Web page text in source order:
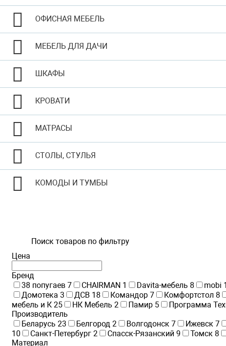
ОФИСНАЯ МЕБЕЛЬ
МЕБЕЛЬ ДЛЯ ДАЧИ
ШКАФЫ
КРОВАТИ
МАТРАСЫ
СТОЛЫ, СТУЛЬЯ
КОМОДЫ И ТУМБЫ
Поиск товаров по фильтру
Цена
Бренд
38 попугаев 7 CHAIRMAN 1 Davita-мебель 8 mobi 1
Домотека 3 ДСВ 18 Командор 7 Комфортстол 8
мебель и К 25 НК Мебель 2 Памир 5 Программа
Производитель
Беларусь 23 Белгород 2 Волгодонск 7 Ижевск 7
10
Санкт-Петербург 2 Спасск-Рязанский 9 Томск 8
Материал